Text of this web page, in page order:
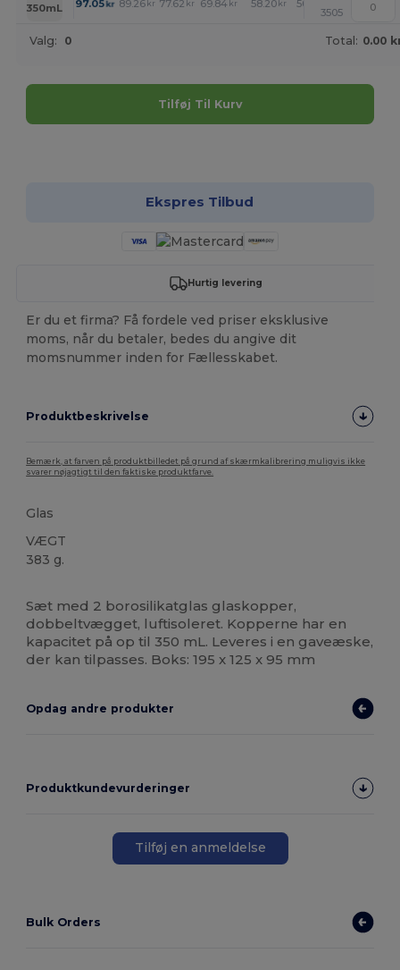
350mL 97.05kr 89.26 kr 77.62 kr 69.84 kr 58.20 kr 50.49
3505
Valg: 0 Total: 0.00
Tilføj Til Kurv
Ekspres Tilbud
Hurtig levering
Er du et firma? Få fordele ved priser eksklusive
moms, når du betaler, bedes du angive dit
momsnummer inden for Fællesskabet.
Produktbeskrivelse
Bemærk, at farven på produktbilledet på grund af skærmkalibrering muligvis ikke
svarer nøjagtigt til den faktiske produktfarve.
Glas
VÆGT
383 g.
Sæt med 2 borosilikatglas glaskopper,
dobbeltvægget, luftisoleret. Kopperne har en
kapacitet på op til 350 mL. Leveres i en gaveæske,
der kan tilpasses. Boks: 195 x 125 x 95 mm
Opdag andre produkter
Produktkundevurderinger
Tilføj en anmeldelse
Bulk Orders